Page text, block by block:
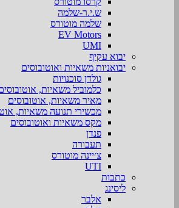
ש.י.ר-שלמה
שלמה מוטורס
EV Motors
UMI
יבוא עקיף
יבואניות משאיות ואוטובוסים
גולדן סוכנויות
כלמוביל משאיות,
מאיר משאיות, אוטובוסים
מכשירי תנועה משאיות,
מקס משאיות ואוטובוסים
פנדן
תעבורה
צ׳יינה מוטורס
UTI
כתבות
ליסינג
אלבר